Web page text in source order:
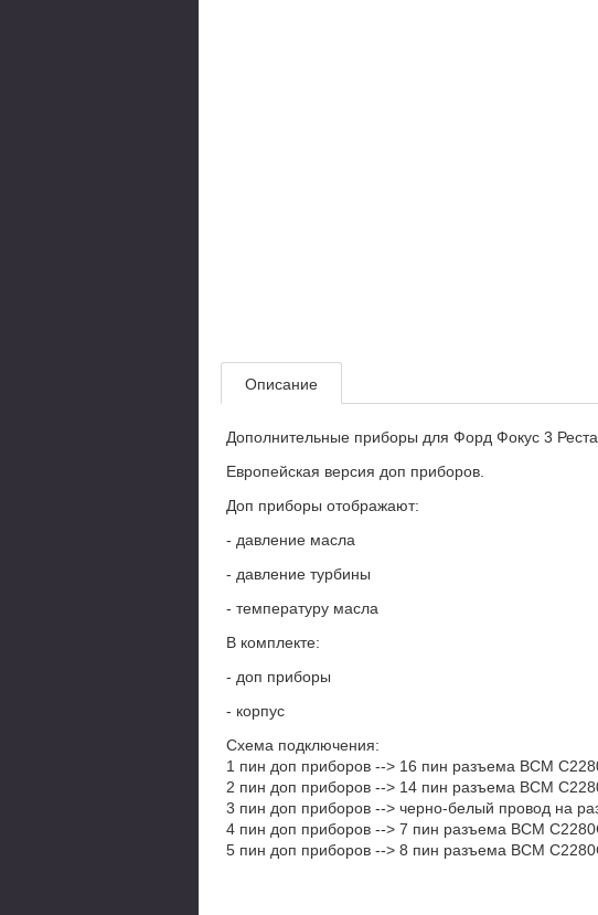
Описание
Дополнительные приборы для Форд Фокус 3
Европейская версия доп приборов.
Доп приборы отображают:
- давление масла
- давление турбины
- температуру масла
В комплекте:
- доп приборы
- корпус
Схема подключения:
1 пин доп приборов --> 16 пин разъема BCM
2 пин доп приборов --> 14 пин разъема BCM
3 пин доп приборов --> черно-белый провод на
4 пин доп приборов --> 7 пин разъема BCM
5 пин доп приборов --> 8 пин разъема BCM